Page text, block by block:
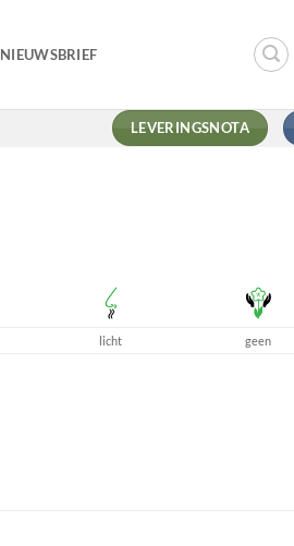
NIEUWSBRIEF
LEVERINGSNOTA
licht geen